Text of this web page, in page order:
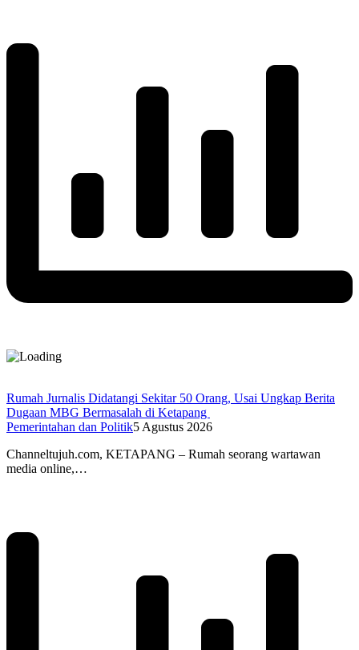
Rumah Jurnalis Didatangi Sekitar 50 Orang, Usai Ungkap Berita
Dugaan MBG Bermasalah di Ketapang
Pemerintahan dan Politik5 Agustus 2026
Channeltujuh.com, KETAPANG – Rumah seorang wartawan
media online,…